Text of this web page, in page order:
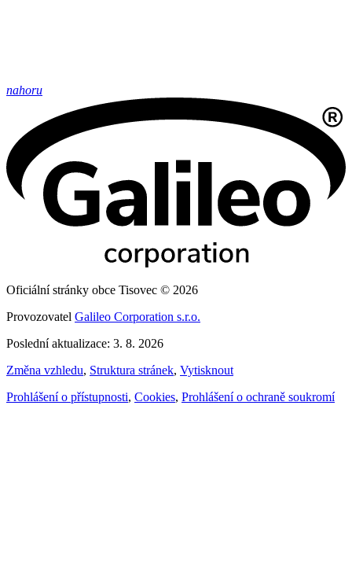
nahoru
Oficiální stránky obce Tisovec © 2026
Provozovatel Galileo Corporation s.r.o.
Poslední aktualizace: 3. 8. 2026
Změna vzhledu, Struktura stránek, Vytisknout
Prohlášení o přístupnosti, Cookies, Prohlášení o ochraně soukromí